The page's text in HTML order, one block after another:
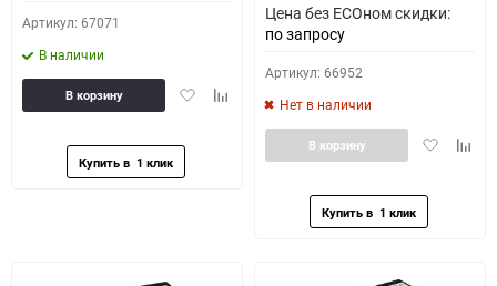
Артикул: 67071
В наличии
ДобавитьДобавить
сравнению
В корзину
Цена без ECOном скидки:
по запросу
Артикул: 66952
Нет в наличии
Добавить
В корзину